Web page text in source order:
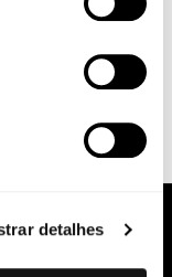
detalhes